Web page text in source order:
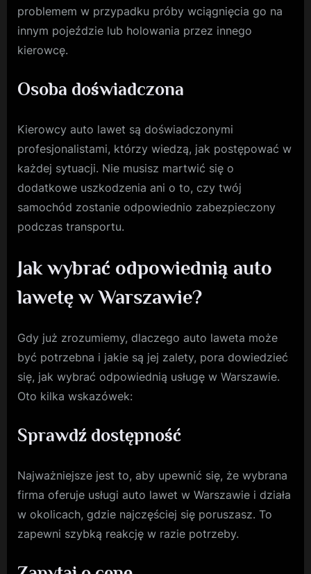
problemem w przypadku próby wciągnięcia go na
innym pojeździe lub holowania przez innego
kierowcę.
Osoba doświadczona
Kierowcy auto lawet są doświadczonymi
profesjonalistami, którzy wiedzą, jak postępować w
każdej sytuacji. Nie musisz martwić się o
dodatkowe uszkodzenia ani o to, czy twój
samochód zostanie odpowiednio zabezpieczony
podczas transportu.
Jak wybrać odpowiednią auto
lawetę w Warszawie?
Gdy już zrozumiemy, dlaczego auto laweta może
być potrzebna i jakie są jej zalety, pora dowiedzieć
się, jak wybrać odpowiednią usługę w Warszawie.
Oto kilka wskazówek:
Sprawdź dostępność
Najważniejsze jest to, aby upewnić się, że wybrana
firma oferuje usługi auto lawet w Warszawie i działa
w okolicach, gdzie najczęściej się poruszasz. To
zapewni szybką reakcję w razie potrzeby.